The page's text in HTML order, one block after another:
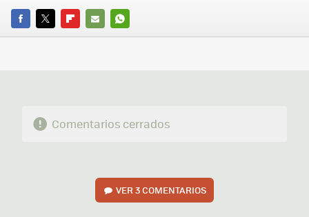
FACEBOOK
TWITTERFLIPBOARD
E-
WHATSAPP
Comentarios cerrados
VER3 COMENTARIOS